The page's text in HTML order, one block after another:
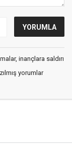
inançlara saldırı
yorumlar